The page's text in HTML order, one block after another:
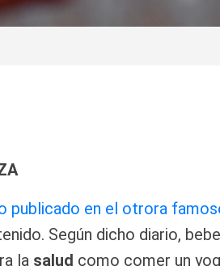
publicado en el otrora
Según dicho diario,
la salud como comer un